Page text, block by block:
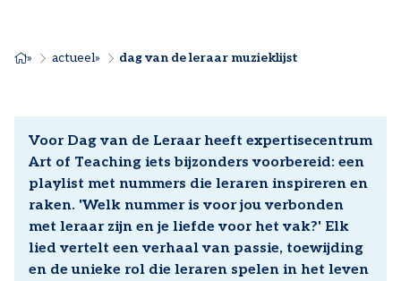
KRUIMELPAD
actueel dag van de leraar muzieklijst
Voor Dag van de Leraar heeft expertisecentrum
Art of Teaching iets bijzonders voorbereid: een
playlist met nummers die leraren inspireren en
raken. 'Welk nummer is voor jou verbonden
met leraar zijn en je liefde voor het vak?' Elk
lied vertelt een verhaal van passie, toewijding
en de unieke rol die leraren spelen in het leven